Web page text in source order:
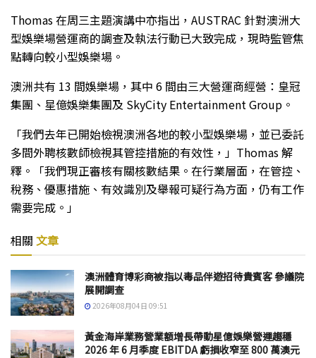
Thomas 在周三主題演講中亦指出，AUSTRAC 針對澳洲大
型娛樂場營運商的調查及執法行動已大致完成，現時監管焦
點轉向較小型娛樂場。
澳洲共有 13 間娛樂場，其中 6 間由三大營運商經營：皇冠
集團、星億娛樂集團及 SkyCity Entertainment Group。
「我們去年已開始檢視澳洲各地的較小型娛樂場，並已委託
多間外聘核數師檢視其管控措施的有效性，」Thomas 解
釋。「我們現正審核有關核數結果。在行業層面，在管控、
稅務、優惠措施、有效識別及舉報可疑行為方面，仍有工作
需要完成。」
相關 文章
澳洲體育博彩商被指以毒品伴遊招待貴賓客 參議院
展開調查
2026年08月04日 09:51
黃金海岸業務營業額增長帶動星億娛樂營運趨穩
2026 年 6 月季度 EBITDA 虧損收窄至 800 萬澳元